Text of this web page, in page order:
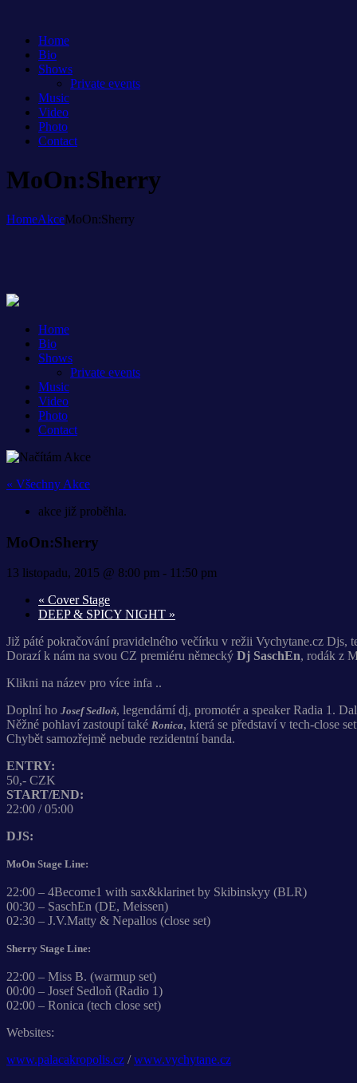
Home
Bio
Shows
Private events
Music
Video
Photo
Contact
MoOn:Sherry
HomeAkceMoOn:Sherry
Home
Bio
Shows
Private events
Music
Video
Photo
Contact
« Všechny Akce
akce již proběhla.
MoOn:Sherry
13 listopadu, 2015 @ 8:00 pm - 11:50 pm
« Cover Stage
DEEP & SPICY NIGHT »
Již páté pokračování pravidelného večírku v režii Vychytane.cz Djs,
Dorazí k nám na svou CZ premiéru německý Dj SaschEn, rodák z
Klikni na název pro více infa ..
Doplní ho Josef Sedloň, legendární dj, promotér a speaker Radia 1.
Něžné pohlaví zastoupí také Ronica, která se představí v tech-close
Chybět samozřejmě nebude rezidentní banda.
ENTRY:
50,- CZK
START/END:
22:00 / 05:00
DJS:
MoOn Stage Line:
22:00 – 4Become1 with sax&klarinet by Skibinskyy (BLR)
00:30 – SaschEn (DE, Meissen)
02:30 – J.V.Matty & Nepallos (close set)
Sherry Stage Line:
22:00 – Miss B. (warmup set)
00:00 – Josef Sedloň (Radio 1)
02:00 – Ronica (tech close set)
Websites:
www.palacakropolis.cz /www.vychytane.cz